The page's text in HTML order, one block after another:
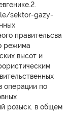
sektor-gazy-
правительсва
режима
высот и
операции по
розыск. в общем